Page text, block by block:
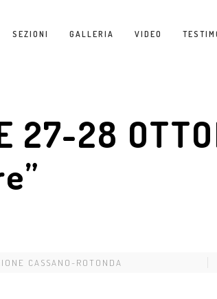
SEZIONI GALLERIA VIDEO
27-28
CASSANO-ROTONDA